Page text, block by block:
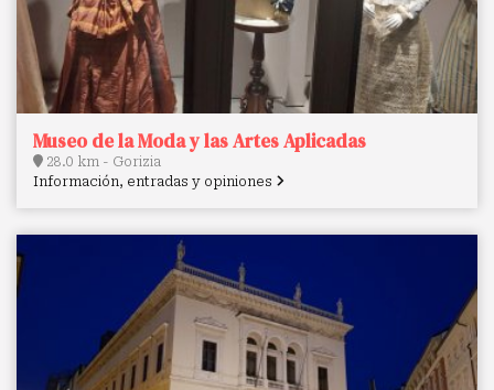
Museo de la Moda y las Artes Aplicadas
28.0 km - Gorizia
Información, entradas y opiniones